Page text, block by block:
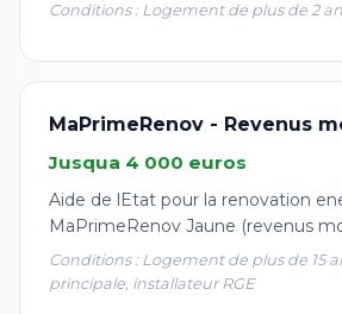
Conditions : Logement de plus de 2
MaPrimeRenov - Revenus
Jusqua 4 000 euros
Aide de lEtat pour la renovation
MaPrimeRenov Jaune (revenus
Conditions : Logement de plus de 15
principale, installateur RGE